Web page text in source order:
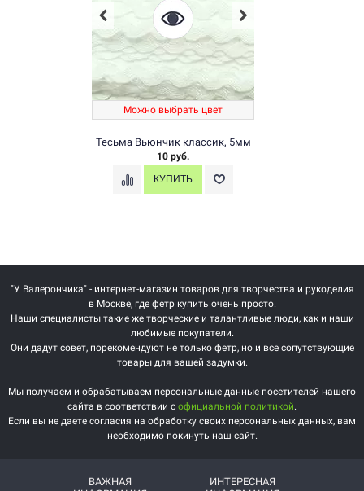
Можно выбрать цвет
Тесьма Вьюнчик классик, 5мм
10 руб.
"У Валерончика" - интернет-магазин товаров для творчества и рукоделия
в Москве, где фетр купить очень просто.
Наши специалисты такие же творческие и талантливые люди, как и наши
любимые покупатели.
Они дадут совет, порекомендуют не только фетр, но и все сопутствующие
товары для вашей задумки.
Мы получаем и обрабатываем персональные данные посетителей нашего
сайта в соответствии с официальной политикой.
Если вы не даете согласия на обработку своих персональных данных, вам
необходимо покинуть наш сайт.
ВАЖНАЯ
ИНТЕРЕСНАЯ